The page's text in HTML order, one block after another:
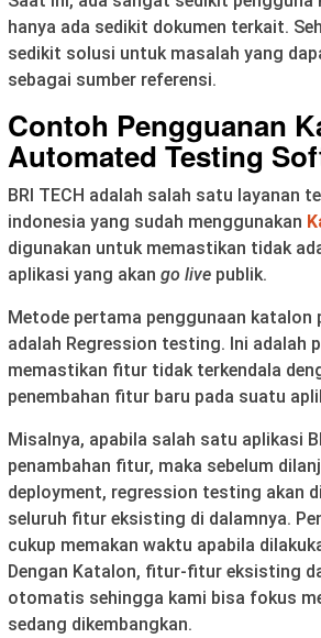
hanya ada sedikit dokumen terkait.
sedikit solusi untuk masalah yang
sebagai sumber referensi.
Contoh Pengguanan
Automated Testing
BRI TECH adalah salah satu layanan
indonesia yang sudah menggunakan
digunakan untuk memastikan tidak
aplikasi yang akan go live publik.
Metode pertama penggunaan katalon
adalah Regression testing. Ini adalah
memastikan fitur tidak terkendala
penembahan fitur baru pada suatu
Misalnya, apabila salah satu aplikasi
penambahan fitur, maka sebelum
deployment, regression testing akan
seluruh fitur eksisting di dalamnya.
cukup memakan waktu apabila
Dengan Katalon, fitur-fitur eksisting
otomatis sehingga kami bisa fokus
sedang dikembangkan.